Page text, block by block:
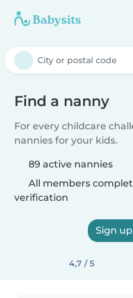
Find a nanny
For every childcare
nannies for your kids.
89 active nannies
All members
verification
Sign
4,7 / 5